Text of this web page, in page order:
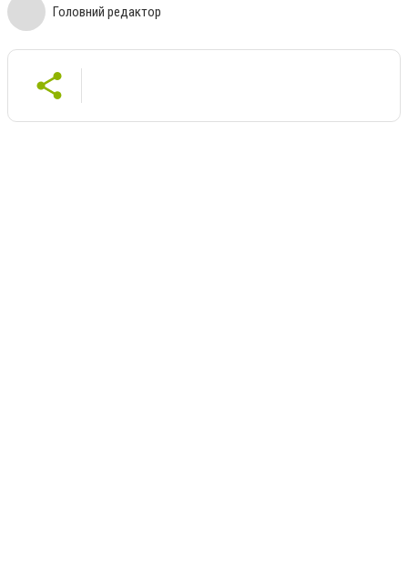
Головний редактор